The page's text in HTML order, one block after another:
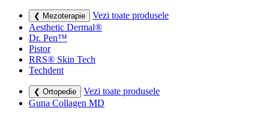
❮ Mezoterapie
Vezi toate produsele
Aesthetic Dermal®
Dr. Pen™
Pistor
RRS® Skin Tech
Techdent
❮ Ortopedie
Vezi toate produsele
Guna Collagen MD